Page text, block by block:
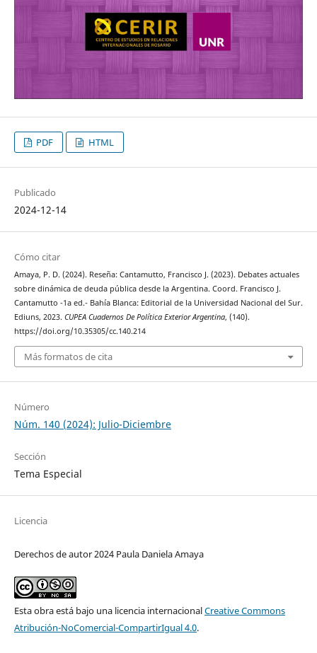
PDF HTML
Publicado
2024-12-14
Cómo citar
Amaya, P. D. (2024). Reseña: Cantamutto, Francisco J. (2023). Debates actuales
sobre dinámica de deuda pública desde la Argentina. Coord. Francisco J.
Cantamutto -1a ed.- Bahía Blanca: Editorial de la Universidad Nacional del Sur.
Ediuns, 2023. CUPEA Cuadernos De Política Exterior Argentina, (140).
https://doi.org/10.35305/cc.140.214
Más formatos de cita
Número
Núm. 140 (2024): Julio-Diciembre
Sección
Tema Especial
Licencia
Derechos de autor 2024 Paula Daniela Amaya
Esta obra está bajo una licencia internacionalCreative Commons
Atribución-NoComercial-CompartirIgual 4.0.